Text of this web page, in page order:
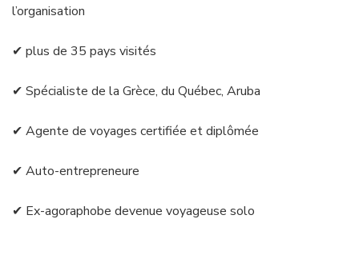
l’organisation
✔ plus de 35 pays visités
✔ Spécialiste de la Grèce, du Québec, Aruba
✔ Agente de voyages certifiée et diplômée
✔ Auto-entrepreneure
✔ Ex-agoraphobe devenue voyageuse solo